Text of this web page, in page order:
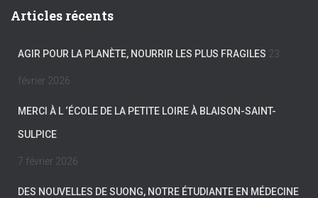
Articles récents
AGIR POUR LA PLANÈTE, NOURRIR LES PLUS FRAGILES 23
février 2026
MERCI À L ‘ÉCOLE DE LA PETITE LOIRE À BLAISON-SAINT-
SULPICE
7 février 2026
DES NOUVELLES DE SUONG, NOTRE ÉTUDIANTE EN MÉDECINE